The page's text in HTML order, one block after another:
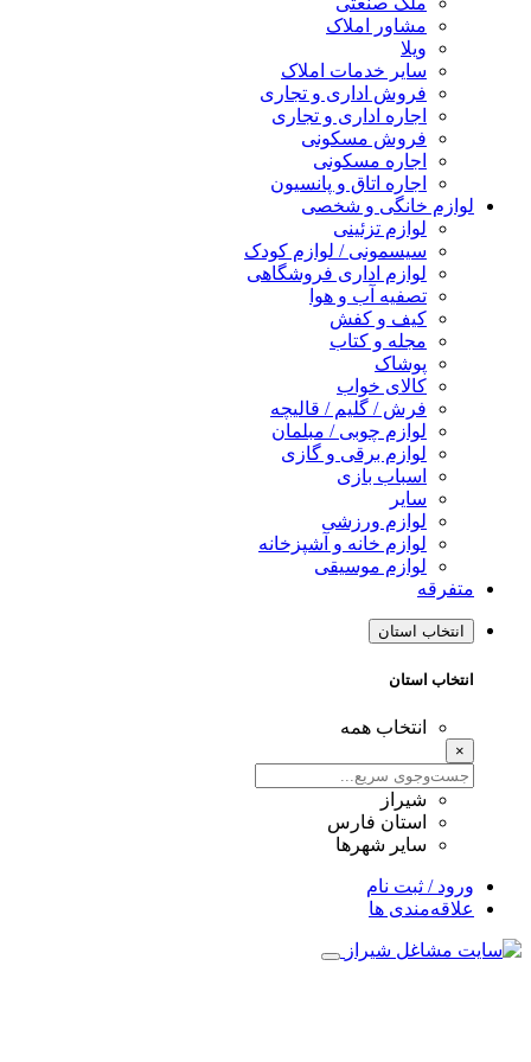
مشاور املاک
سایر خدمات املاک
فروش اداری و تجاری
اجاره اداری و تجاری
فروش مسکونی
اجاره مسکونی
اجاره اتاق و پانسیون
خانگی و شخصی
لوازم تزئینی
سیسمونی / لوازم کودک
لوازم اداری فروشگاهی
تصفیه آب و هوا
کیف و کفش
مجله و کتاب
پوشاک
کالای خواب
فرش / گلیم / قالیچه
لوازم چوبی / مبلمان
لوازم برقی و گازی
اسباب بازی
لوازم ورزشی
لوازم خانه و آشپزخانه
لوازم موسیقی
استان
استان
انتخاب همه
استان فارس
سایر شهرها
/ ثبت نام
ها